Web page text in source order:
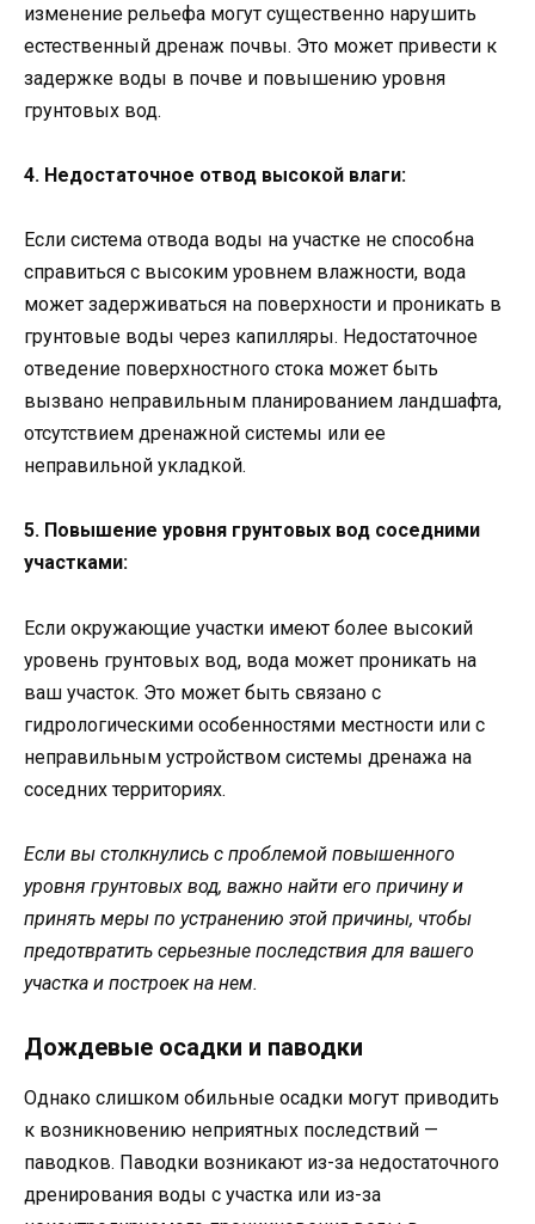
изменение рельефа могут существенно нарушить
естественный дренаж почвы. Это может привести к
задержке воды в почве и повышению уровня
грунтовых вод.
4. Недостаточное отвод высокой влаги:
Если система отвода воды на участке не способна
справиться с высоким уровнем влажности, вода
может задерживаться на поверхности и проникать в
грунтовые воды через капилляры. Недостаточное
отведение поверхностного стока может быть
вызвано неправильным планированием ландшафта,
отсутствием дренажной системы или ее
неправильной укладкой.
5. Повышение уровня грунтовых вод соседними
участками:
Если окружающие участки имеют более высокий
уровень грунтовых вод, вода может проникать на
ваш участок. Это может быть связано с
гидрологическими особенностями местности или с
неправильным устройством системы дренажа на
соседних территориях.
Если вы столкнулись с проблемой повышенного
уровня грунтовых вод, важно найти его причину и
принять меры по устранению этой причины, чтобы
предотвратить серьезные последствия для вашего
участка и построек на нем.
Дождевые осадки и паводки
Однако слишком обильные осадки могут приводить
к возникновению неприятных последствий —
паводков. Паводки возникают из-за недостаточного
дренирования воды с участка или из-за